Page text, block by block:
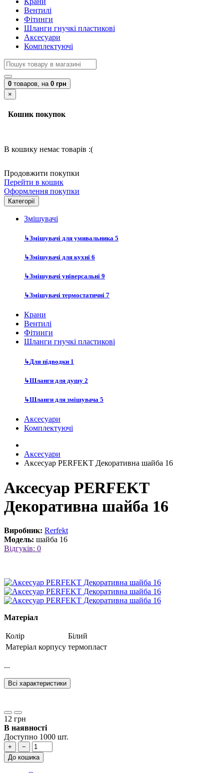
Вентилі
Фітинги
Шланги гнучкі пластикові
Аксесуари
Комплектуючі
0 товаров, на 0 грн
×
Кошик покупок
В кошику немає товарів :(
Продовжити покупки
Перейти в кошик
Оформлення покупки
Категорії
Змішувачі
↳Змішувачі для умивальника 5
↳Змішувачі для кухні 6
↳Змішувачі універсальні 9
↳Змішувачі термостатичні 7
Крани
Вентилі
Фітинги
Шланги гнучкі пластикові
↳Для підводки 1
↳Шланги для душу 2
↳Шланги для змішувача 5
Аксесуари
Комплектуючі
Аксесуари
Аксесуар PERFEKT Декоративна шайба 16
Аксесуар PERFEKT
Декоративна шайба 16
Виробник: Rerfekt
Модель: шайба 16
Відгуків: 0
Матеріал
Колір
Білий
Матеріал корпусу термопласт
...
Всі характеристики
12 грн
В наявності
Доступно 1000 шт.
+
−
До кошика